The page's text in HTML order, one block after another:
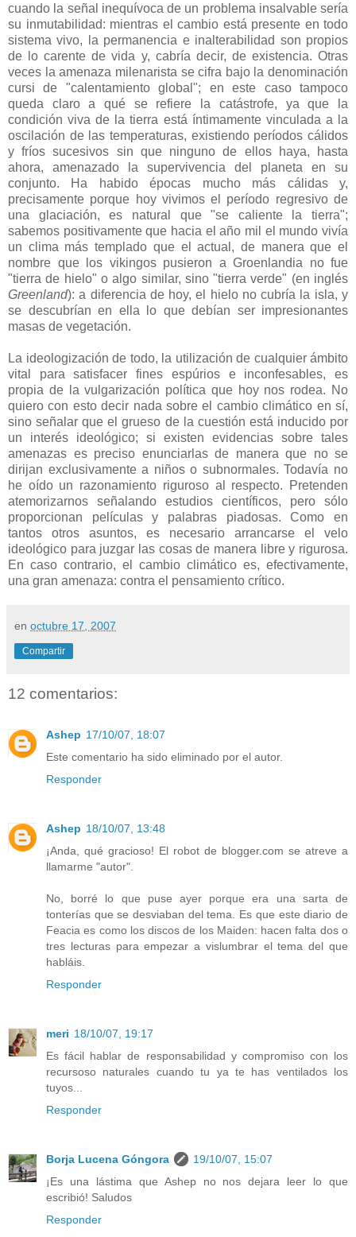
cuando la señal inequívoca de un problema insalvable sería
su inmutabilidad: mientras el cambio está presente en todo
sistema vivo, la permanencia e inalterabilidad son propios
de lo carente de vida y, cabría decir, de existencia. Otras
veces la amenaza milenarista se cifra bajo la denominación
cursi de "calentamiento global"; en este caso tampoco
queda claro a qué se refiere la catástrofe, ya que la
condición viva de la tierra está íntimamente vinculada a la
oscilación de las temperaturas, existiendo períodos cálidos
y fríos sucesivos sin que ninguno de ellos haya, hasta
ahora, amenazado la supervivencia del planeta en su
conjunto. Ha habido épocas mucho más cálidas y,
precisamente porque hoy vivimos el período regresivo de
una glaciación, es natural que "se caliente la tierra";
sabemos positivamente que hacia el año mil el mundo vivía
un clima más templado que el actual, de manera que el
nombre que los vikingos pusieron a Groenlandia no fue
"tierra de hielo" o algo similar, sino "tierra verde" (en inglés
Greenland): a diferencia de hoy, el hielo no cubría la isla, y
se descubrían en ella lo que debían ser impresionantes
masas de vegetación.
La ideologización de todo, la utilización de cualquier ámbito
vital para satisfacer fines espúrios e inconfesables, es
propia de la vulgarización política que hoy nos rodea. No
quiero con esto decir nada sobre el cambio climático en sí,
sino señalar que el grueso de la cuestión está inducido por
un interés ideológico; si existen evidencias sobre tales
amenazas es preciso enunciarlas de manera que no se
dirijan exclusivamente a niños o subnormales. Todavía no
he oído un razonamiento riguroso al respecto. Pretenden
atemorizarnos señalando estudios científicos, pero sólo
proporcionan películas y palabras piadosas. Como en
tantos otros asuntos, es necesario arrancarse el velo
ideológico para juzgar las cosas de manera libre y rigurosa.
En caso contrario, el cambio climático es, efectivamente,
una gran amenaza: contra el pensamiento crítico.
en octubre 17, 2007
Compartir
12 comentarios:
Ashep 17/10/07, 18:07
Este comentario ha sido eliminado por el autor.
Responder
Ashep 18/10/07, 13:48
¡Anda, qué gracioso! El robot de blogger.com se atreve a
llamarme "autor".
No, borré lo que puse ayer porque era una sarta de
tonterías que se desviaban del tema. Es que este diario de
Feacia es como los discos de los Maiden: hacen falta dos o
tres lecturas para empezar a vislumbrar el tema del que
habláis.
Responder
meri 18/10/07, 19:17
Es fácil hablar de responsabilidad y compromiso con los
recursoso naturales cuando tu ya te has ventilados los
tuyos...
Responder
Borja Lucena Góngora
19/10/07, 15:07
¡Es una lástima que Ashep no nos dejara leer lo que
escribió! Saludos
Responder